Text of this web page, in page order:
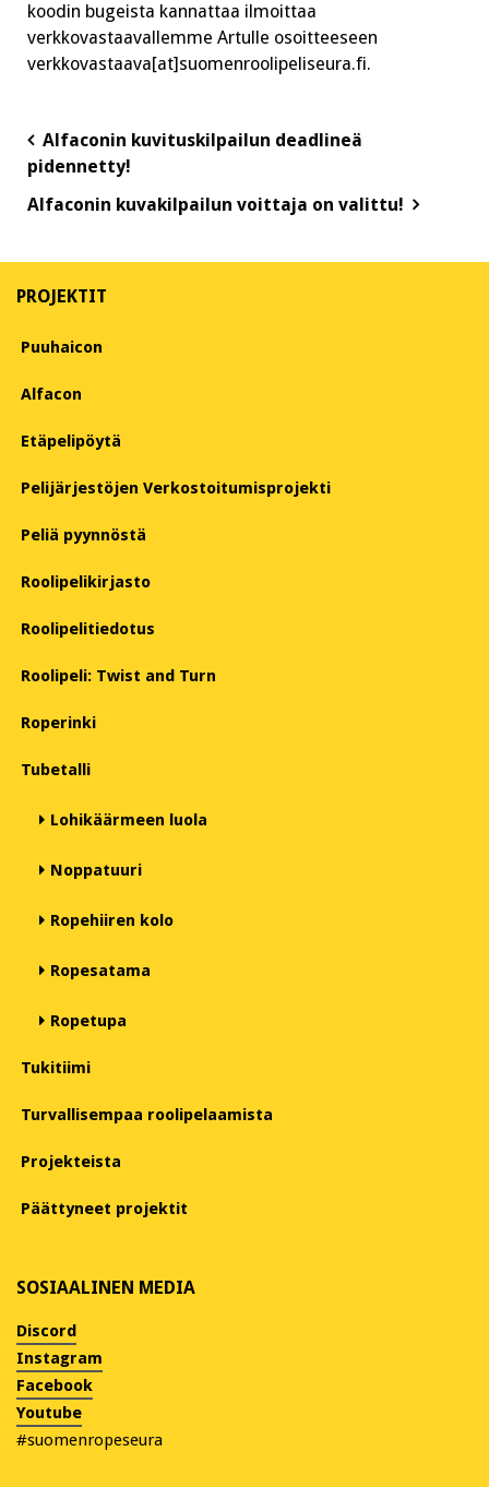
koodin bugeista kannattaa ilmoittaa
verkkovastaavallemme Artulle osoitteeseen
verkkovastaava[at]suomenroolipeliseura.fi.
Post
navigation
Alfaconin kuvituskilpailun deadlineä
pidennetty!
Alfaconin kuvakilpailun voittaja on valittu!
PROJEKTIT
Puuhaicon
Alfacon
Etäpelipöytä
Pelijärjestöjen Verkostoitumisprojekti
Peliä pyynnöstä
Roolipelikirjasto
Roolipelitiedotus
Roolipeli: Twist and Turn
Roperinki
Tubetalli
Lohikäärmeen luola
Noppatuuri
Ropehiiren kolo
Ropesatama
Ropetupa
Tukitiimi
Turvallisempaa roolipelaamista
Projekteista
Päättyneet projektit
SOSIAALINEN MEDIA
Discord
Instagram
Facebook
Youtube
#suomenropeseura